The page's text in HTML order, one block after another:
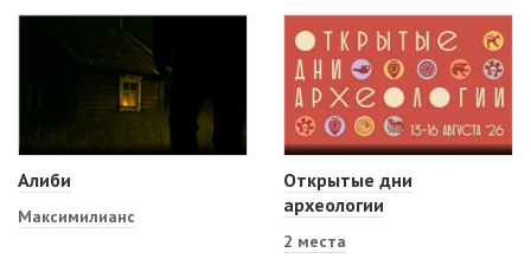
Алиби
Максимилианс
Открытые дни
археологии
2 места